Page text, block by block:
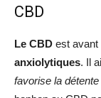
CBD
Le CBD est avant
anxiolytiques. Il
favorise la